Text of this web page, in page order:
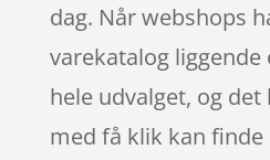
dag. Når webshops
varekatalog liggende
hele udvalget, og
med få klik kan